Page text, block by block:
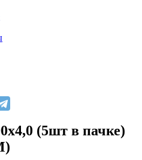
(5шт в пачке)